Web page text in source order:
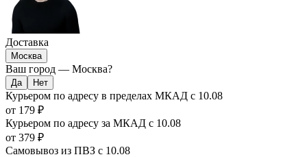
Доставка
Москва
Ваш город — Москва?
Курьером по адресу в пределах МКАД с 10.08
от 179 ₽
Курьером по адресу за МКАД с 10.08
от 379 ₽
Самовывоз из ПВЗ с 10.08